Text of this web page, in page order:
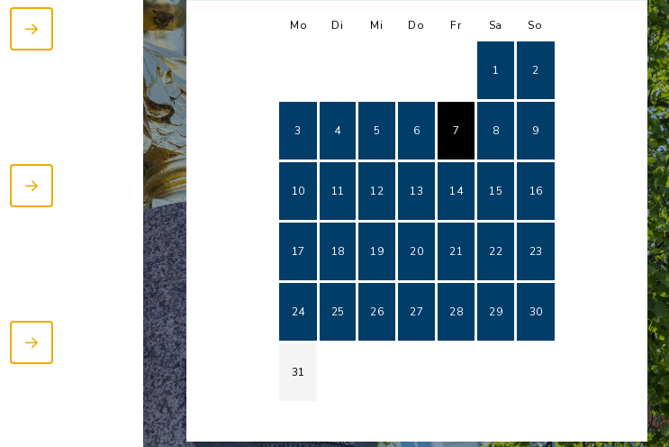
Mo Di Mi Do Fr Sa So
1 2
3 4 5 6 7 8 9
10 11 12 13 14 15 16
17 18 19 20 21 22 23
24 25 26 27 28 29 30
31